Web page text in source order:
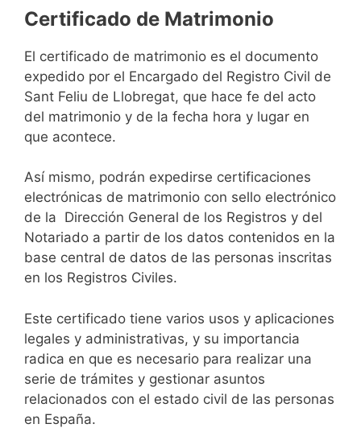
Certificado de Matrimonio
El certificado de matrimonio es el documento
expedido por el Encargado del Registro Civil de
Sant Feliu de Llobregat, que hace fe del acto
del matrimonio y de la fecha hora y lugar en
que acontece.
Así mismo, podrán expedirse certificaciones
electrónicas de matrimonio con sello electrónico
de la Dirección General de los Registros y del
Notariado a partir de los datos contenidos en la
base central de datos de las personas inscritas
en los Registros Civiles.
Este certificado tiene varios usos y aplicaciones
legales y administrativas, y su importancia
radica en que es necesario para realizar una
serie de trámites y gestionar asuntos
relacionados con el estado civil de las personas
en España.